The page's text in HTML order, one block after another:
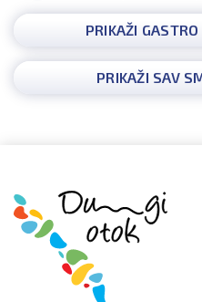
PRIKAŽI
PRIKAŽI SAV